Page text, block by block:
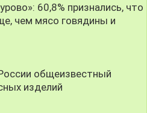
60,8% признались, что
чем мясо говядины и
общеизвестный
изделий